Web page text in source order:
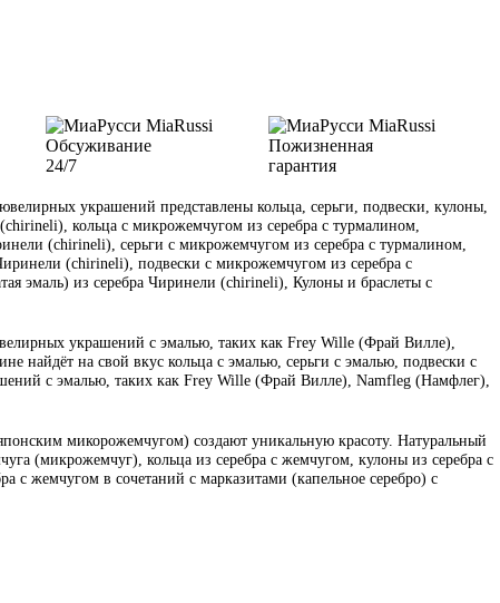
Обсуживание
24/7
Пожизненная
гарантия
украшений представлены кольца, серьги, подвески, кулоны,
кольца с микрожемчугом из серебра с турмалином,
(chirineli), серьги с микрожемчугом из серебра с турмалином,
(chirineli), подвески с микрожемчугом из серебра с
эмаль) из серебра Чиринели (chirineli), Кулоны и браслеты с
украшений с эмалью, таких как Frey Wille (Фрай Вилле),
на свой вкус кольца с эмалью, серьги с эмалью, подвески с
с эмалью, таких как Frey Wille (Фрай Вилле), Namfleg (Намфлег),
микорожемчугом) создают уникальную красоту. Натуральный
(микрожемчуг), кольца из серебра с жемчугом, кулоны из серебра с
с жемчугом в сочетаний с марказитами (капельное серебро) с